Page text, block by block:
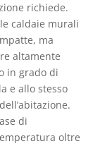
richiede.
caldaie murali
ma
altamente
in grado di
e allo stesso
di
oltre